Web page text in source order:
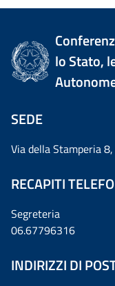
lo Stato,
SEDE
Via della Stamperia
RECAPITI
Segreteria
06.67796316
INDIRIZZI DI